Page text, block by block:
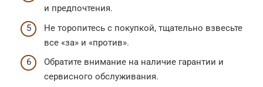
и предпочтения.
Не торопитесь с покупкой, тщательно взвесьте
все «за» и «против».
Обратите внимание на наличие гарантии и
сервисного обслуживания.